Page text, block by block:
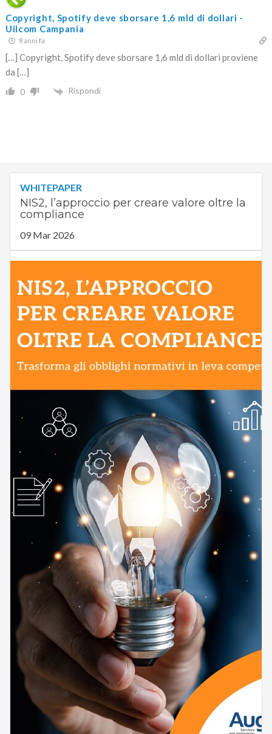
Copyright, Spotify deve sborsare 1,6 mld di dollari -
Uilcom Campania
8 anni fa
[…] Copyright, Spotify deve sborsare 1,6 mld di dollari proviene
da […]
0 Rispondi
WHITEPAPER
NIS2, l’approccio per creare valore oltre la
compliance
09 Mar 2026